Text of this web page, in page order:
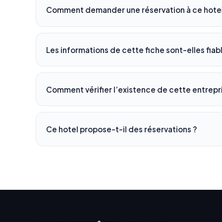
Comment demander une réservation à ce
Les informations de cette fiche sont-elles
Comment vérifier l’existence de cette
Ce hotel propose-t-il des réservations ?